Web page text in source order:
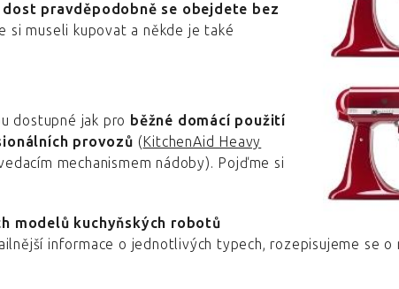
dost pravděpodobně se obejdete bez
si museli kupovat a někde je také
dostupné jak pro běžné domácí použití
provozů (KitchenAid Heavy
mechanismem nádoby). Pojďme si
modelů kuchyňských robotů
informace o jednotlivých typech, rozepisujeme se o